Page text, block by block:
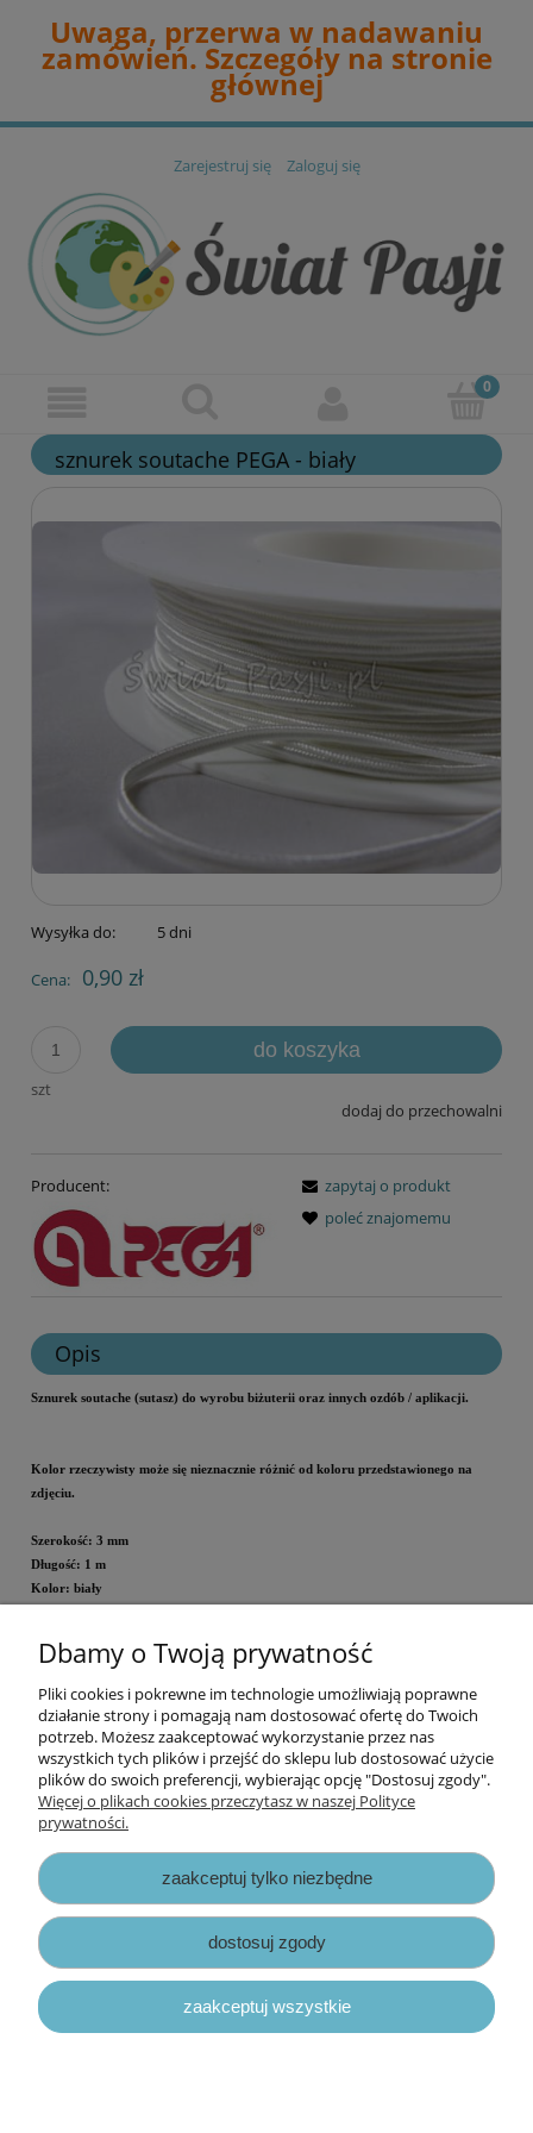
Uwaga, przerwa w nadawaniu
zamówień. Szczegóły na stronie
głównej
Zarejestruj się Zaloguj się
sznurek soutache PEGA - biały
Wysyłka do: 5 dni
Cena: 0,90 zł
szt
do koszyka
dodaj do przechowalni
Producent:
zapytaj o produkt
poleć znajomemu
Opis
Sznurek soutache (sutasz) do wyrobu biżuterii oraz innych ozdób / aplikacji.
Kolor rzeczywisty może się nieznacznie różnić od koloru przedstawionego na
zdjęciu.
Szerokość: 3 mm
Długość: 1 m
Kolor: biały
Informacje
Opłaty i koszty dostawy
Zapisy prawne
Dbamy o Twoją prywatność
Pliki cookies i pokrewne im technologie umożliwiają poprawne
działanie strony i pomagają nam dostosować ofertę do Twoich
potrzeb. Możesz zaakceptować wykorzystanie przez nas
wszystkich tych plików i przejść do sklepu lub dostosować użycie
plików do swoich preferencji, wybierając opcję "Dostosuj zgody".
Więcej o plikach cookies przeczytasz w naszej Polityce
prywatności.
zaakceptuj tylko niezbędne
dostosuj zgody
zaakceptuj wszystkie